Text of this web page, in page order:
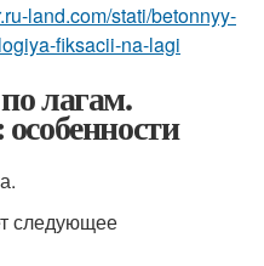
land.com/stati/betonnyy-
fiksacii-na-lagi
лагам.
следующее